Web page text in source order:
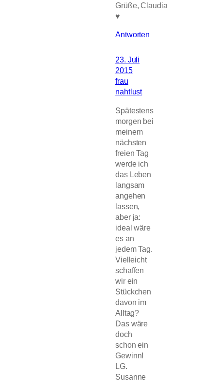
Grüße, Claudia
♥
Antworten
23. Juli
2015
frau
nahtlust
Spätestens
morgen bei
meinem
nächsten
freien Tag
werde ich
das Leben
langsam
angehen
lassen,
aber ja:
ideal wäre
es an
jedem Tag.
Vielleicht
schaffen
wir ein
Stückchen
davon im
Alltag?
Das wäre
doch
schon ein
Gewinn!
LG.
Susanne